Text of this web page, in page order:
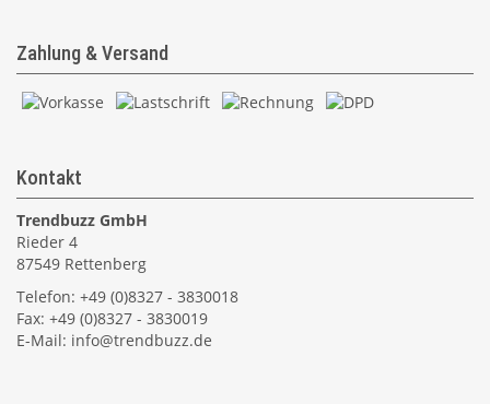
Zahlung & Versand
Kontakt
Trendbuzz GmbH
Rieder 4
87549 Rettenberg
Telefon: +49 (0)8327 - 3830018
Fax: +49 (0)8327 - 3830019
E-Mail: info@trendbuzz.de